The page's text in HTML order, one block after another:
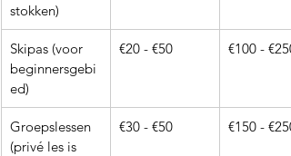
stokken)
Skipas (voor
beginnersgebi
ed)
€20 - €50 €100 - €250
Groepslessen
(privé les is
€30 - €50 €150 - €250